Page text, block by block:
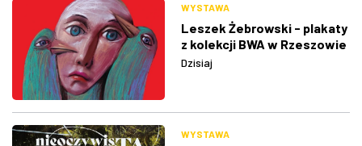
WYSTAWA
Leszek Żebrowski - plakaty
z kolekcji BWA w Rzeszowie
Dzisiaj
WYSTAWA